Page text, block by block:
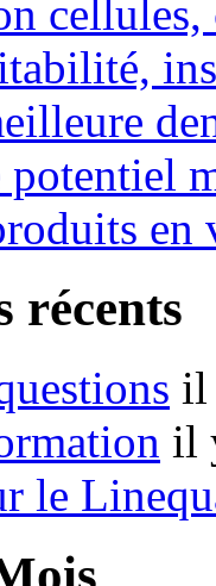
potentiel
en
récents
il
il
le